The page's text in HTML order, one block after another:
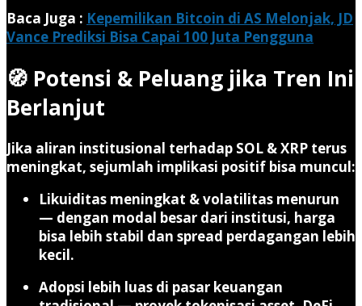
Baca Juga : Kepemilikan Bitcoin di AS Melonjak, JD
Vance Prediksi Bisa Capai 100 Juta Pengguna
🧭 Potensi & Peluang jika Tren Ini
Berlanjut
Jika aliran institusional terhadap SOL & XRP terus
meningkat, sejumlah implikasi positif bisa muncul:
Likuiditas meningkat & volatilitas menurun
— dengan modal besar dari institusi, harga
bisa lebih stabil dan spread perdagangan lebih
kecil.
Adopsi lebih luas di pasar keuangan